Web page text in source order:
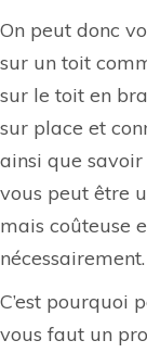
On peut donc
sur un toit
sur le toit en
sur place et
ainsi que
vous peut être
mais coûteuse
nécessairement.
C’est pourquoi
vous faut un